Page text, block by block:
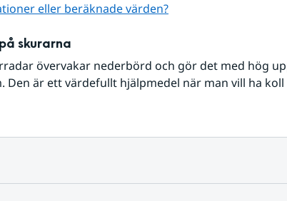
eller beräknade värden?
skurarna
övervakar nederbörd och gör det med hög
Den är ett värdefullt hjälpmedel när man vill ha